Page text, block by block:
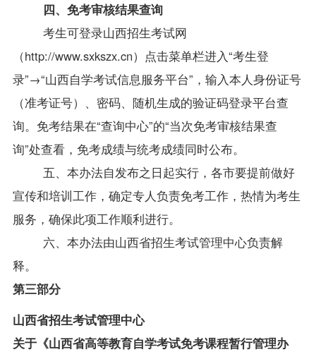
四、免考审核结果查询
考生可登录山西招生考试网
（http://www.sxkszx.cn）点击菜单栏进入“考生登
录”→“山西自学考试信息服务平台”，输入本人身份证号
（准考证号）、密码、随机生成的验证码登录平台查
询。免考结果在“查询中心”的“当次免考审核结果查
询”处查看，免考成绩与统考成绩同时公布。
五、本办法自发布之日起实行，各市要提前做好
宣传和培训工作，确定专人负责免考工作，热情为考生
服务，确保此项工作顺利进行。
六、本办法由山西省招生考试管理中心负责解
释。
第三部分
山西省招生考试管理中心
关于《山西省高等教育自学考试免考课程暂行管理办